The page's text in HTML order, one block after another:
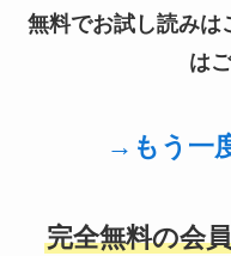
無料でお試し読みは
は
→ もう一
完全無料の会